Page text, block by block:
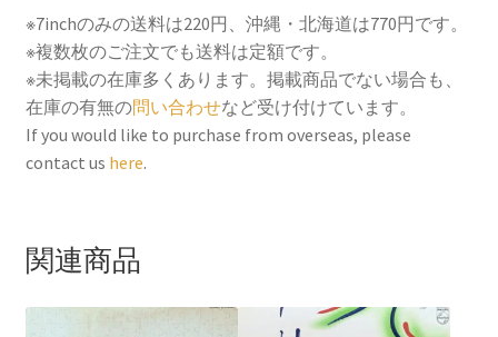
c
e
b
o
o
k
i
t
t
e
r
a
i
l
n
t
e
r
e
n
e
※7inchのみの送料は220円、沖縄・北海道は770円です。
※複数枚のご注文でも送料は定額です。
※未掲載の在庫多くあります。掲載商品でない場合も、
在庫の有無の問い合わせなど受け付けています。
If you would like to purchase from overseas, please
contact us here.
関連商品